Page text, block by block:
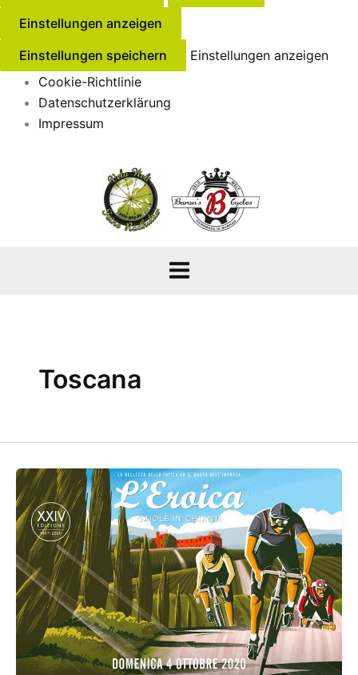
Einstellungen anzeigen
Einstellungen speichern
Einstellungen anzeigen
Cookie-Richtlinie
Datenschutzerklärung
Impressum
Toscana